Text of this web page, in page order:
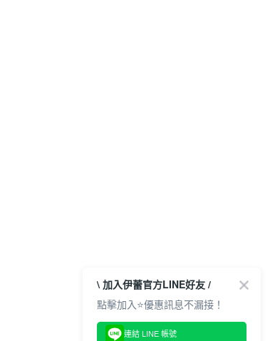
\ 加入伊蕾官方LINE好友 /
點擊加入⭐優惠訊息不漏接！
連結 LINE 帳號